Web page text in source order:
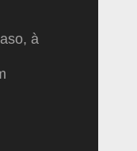
à